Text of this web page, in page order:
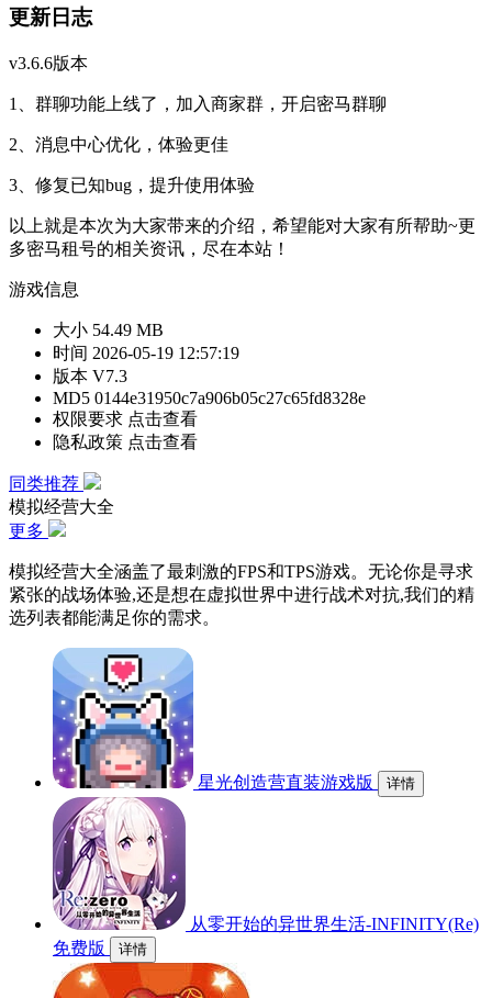
更新日志
v3.6.6版本
1、群聊功能上线了，加入商家群，开启密马群聊
2、消息中心优化，体验更佳
3、修复已知bug，提升使用体验
以上就是本次为大家带来的介绍，希望能对大家有所帮助~更
多密马租号的相关资讯，尽在本站！
游戏信息
大小 54.49 MB
时间 2026-05-19 12:57:19
版本 V7.3
MD5 0144e31950c7a906b05c27c65fd8328e
权限要求 点击查看
隐私政策 点击查看
同类推荐
模拟经营大全
更多
模拟经营大全涵盖了最刺激的FPS和TPS游戏。无论你是寻求
紧张的战场体验,还是想在虚拟世界中进行战术对抗,我们的精
选列表都能满足你的需求。
星光创造营直装游戏版 详情
从零开始的异世界生活-INFINITY(Re)
免费版
详情